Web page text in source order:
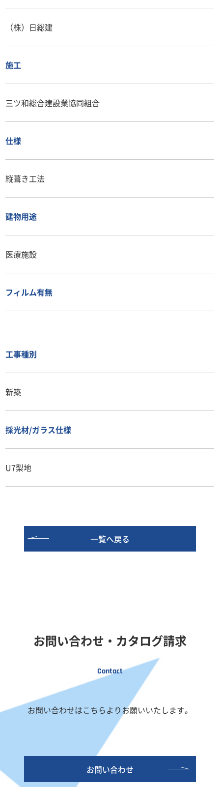
（株）日総建
施工
三ツ和総合建設業協同組合
仕様
縦葺き工法
建物用途
医療施設
フィルム有無
工事種別
新築
採光材/ガラス仕様
U7梨地
一覧へ戻る
お問い合わせ・カタログ請求
Contact
お問い合わせはこちらよりお願いいたします。
お問い合わせ